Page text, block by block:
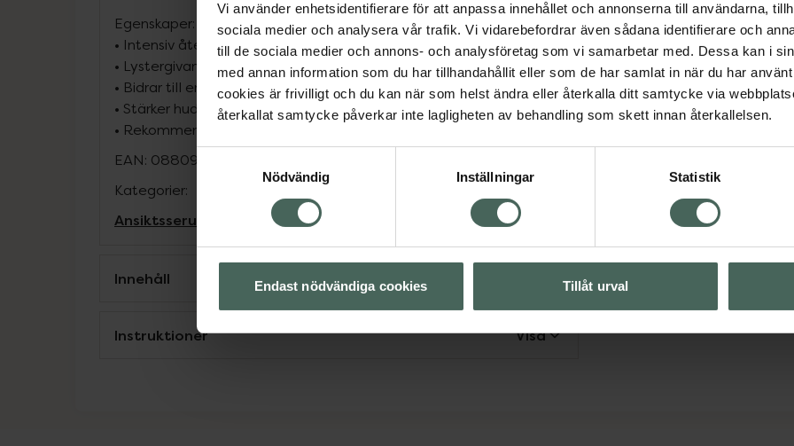
Vi använder enhetsidentifierare för att anpassa innehållet och annonserna till användarna,
sociala medier och analysera vår trafik. Vi vidarebefordrar även sådana identifierare och
till de sociala medier och annons- och analysföretag som vi samarbetar med. Dessa kan i
med annan information som du har tillhandahållit eller som de har samlat in när du har
cookies är frivilligt och du kan när som helst ändra eller återkalla ditt samtycke via
återkallat samtycke påverkar inte lagligheten av behandling som skett innan återkallelsen.
Samtyckesval
Nödvändig
Inställningar Statistik
Endast nödvändiga cookies Tillåt urval
Egenskaper:
• Intensiv återfuktning och näring
• Lystergivande och utjämnande
• Bidrar till en smidig och återfuktad hud
• Stärker hudbarriären
• Rekommenderas för torr, glåmig och obalanserad hud.
EAN: 08809595052850
Kategorier:
Ansiktsserum Ansiktsvård Hudvård
Innehåll
Instruktioner Visa